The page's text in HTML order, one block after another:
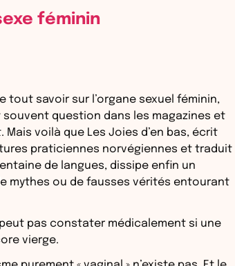
féminin
tout savoir sur l’organe sexuel féminin,
souvent question dans les magazines et
Mais voilà que Les Joies d’en bas, écrit
praticiennes norvégiennes et traduit
de langues, dissipe enfin un
mythes ou de fausses vérités entourant
pas constater médicalement si une
vierge.